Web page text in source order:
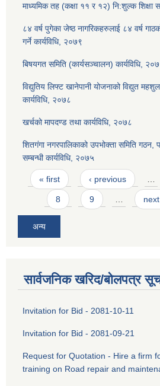
माध्यमिक तह (कक्षा ११ र १२) नि:शुल्क शिक्षा
८४ वर्ष पुगेका जेष्ठ नागरिकहरुलाई ८४ वर्ष
गर्ने कार्यविधि, २०७९
बिषयगत समिति (कार्यसञ्चालन) कार्यविधि,
विद्युतिय लिफ्ट खानेपानी योजनाको विद्युत
कार्यविधि, २०७८
खर्चको मापदण्ड तथा कार्यविधि, २०७८
शितगंगा नगरपालिकाको उपभोक्ता समिति गठन,
सम्बन्धी कार्यविधि, २०७५
Pages
« first ‹ previous
8 9 next
अन्य
सार्वजनिक खरिद/बोलपत्र
Invitation for Bid - 2081-10-11
Invitation for Bid - 2081-09-21
Request for Quotation - Hire a firm
training on Road repair and